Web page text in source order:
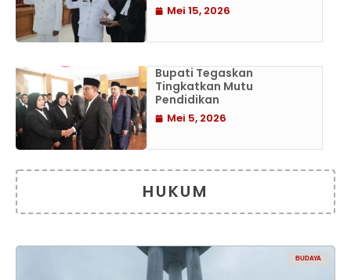
Mei 15, 2026
Bupati Tegaskan
Tingkatkan Mutu
Pendidikan
Mei 5, 2026
HUKUM
BUDAYA